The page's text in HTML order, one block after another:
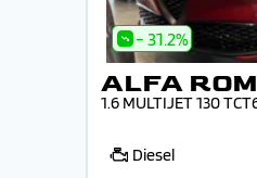
- 31.2%
ALFA
1.6 MULTIJET 130
Diesel